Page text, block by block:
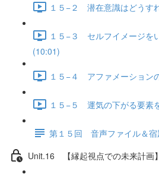
１５−２ 潜在意識はどうす
１５−３ セルフイメージを
(10:01)
１５−４ アファメーション
１５−５ 運気の下がる要素
第１５回 音声ファイル＆宿
Unit.16 【縁起視点での未来計画】